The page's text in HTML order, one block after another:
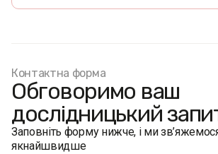
персональним посиланням
10-18 років, 959 – їхні батьки. Майже
пройшли опитування повторно в
форматі.
Контактна форма
Обговоримо ваш
дослідницький
Заповніть форму нижче, і ми
якнайшвидше